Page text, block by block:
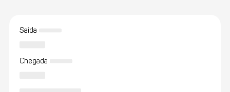
Saída
Chegada